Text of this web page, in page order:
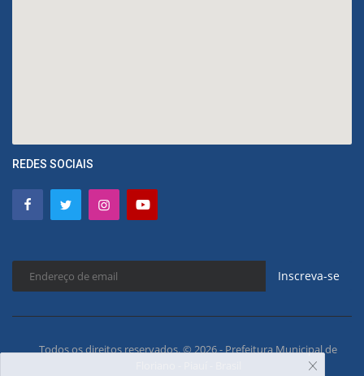
REDES SOCIAIS
Inscreva-se
Todos os direitos reservados. © 2026 - Prefeitura Municipal de